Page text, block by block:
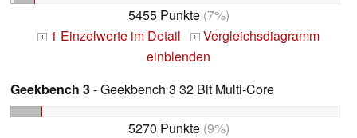
5455 Punkte(7%)
+ 1 Einzelwerte im Detail + Vergleichsdiagramm
einblenden
Geekbench 3- Geekbench 3 32 Bit Multi-Core
5270 Punkte(9%)